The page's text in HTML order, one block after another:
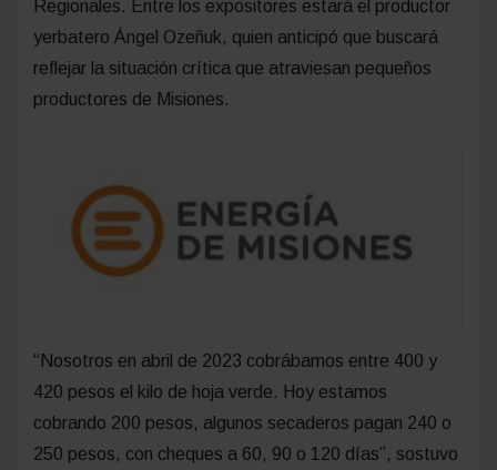
Regionales. Entre los expositores estará el productor
yerbatero Ángel Ozeñuk, quien anticipó que buscará
reflejar la situación crítica que atraviesan pequeños
productores de Misiones.
“Nosotros en abril de 2023 cobrábamos entre 400 y
420 pesos el kilo de hoja verde. Hoy estamos
cobrando 200 pesos, algunos secaderos pagan 240 o
250 pesos, con cheques a 60, 90 o 120 días”, sostuvo